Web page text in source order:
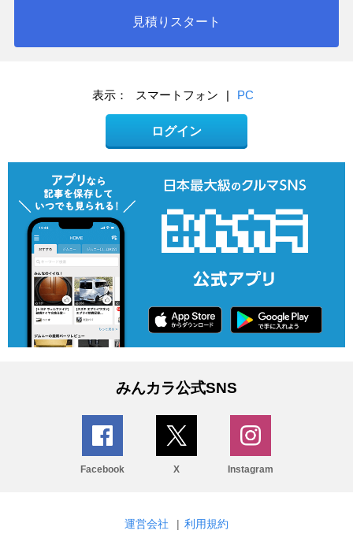
見積りスタート
表示： スマートフォン | PC
ログイン
みんカラ公式SNS
Facebook X Instagram
運営会社 | 利用規約